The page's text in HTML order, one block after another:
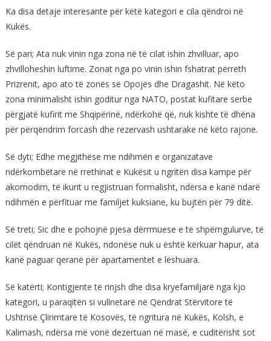
Ka disa detaje interesante për këtë kategori e cila qëndroi në
Kukës.
Së pari; Ata nuk vinin nga zona në të cilat ishin zhvilluar, apo
zhvilloheshin luftime. Zonat nga po vinin ishin fshatrat përreth
Prizrenit, apo ato të zonës së Opojës dhe Dragashit. Në këto
zona minimalisht ishin goditur nga NATO, postat kufitare serbe
përgjatë kufirit me Shqipërinë, ndërkohë që, nuk kishte të dhëna
për përqëndrim forcash dhe rezervash ushtarake në këto rajone.
Së dyti; Edhe megjithëse me ndihmën e organizatave
ndërkombëtare në rrethinat e Kukësit u ngritën disa kampe për
akomodim, të ikurit u regjistruan formalisht, ndërsa e kanë ndarë
ndihmën e përfituar me familjet kuksiane, ku bujtën për 79 ditë.
Së treti; Sic dhe e pohojnë pjesa dërrmuese e të shpërngulurve, të
cilët qëndruan në Kukës, ndonëse nuk u është kërkuar hapur, ata
kanë paguar qeranë për apartamentet e lëshuara.
Së katërti; Kontigjente të rinjsh dhe disa kryefamiljarë nga kjo
kategori, u paraqitën si vullnetarë në Qendrat Stërvitore të
Ushtrisë Çlirimtare të Kosovës, të ngritura në Kukës, Kolsh, e
Kalimash, ndërsa më vonë dezertuan në masë, e cuditërisht sot